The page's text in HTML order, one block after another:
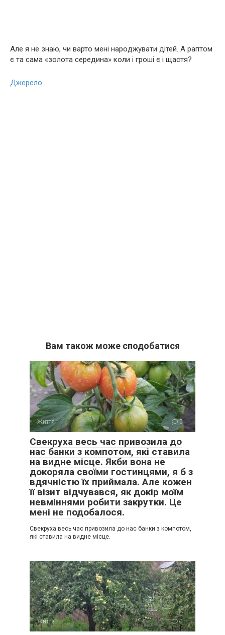
Але я не знаю, чи варто мені наpoджувати дітей. А раптом
є та сама «золота середина» коли і гроші є і щастя?
Джерело.
Вам також може сподобатися
Життя 0
Свекруха весь час привозила до
нас банки з компотом, які ставила
на видне місце. Якби вона не
докоряла своїми гостинцями, я б з
вдячністю їх приймала. Але кожен
її візит відчувався, як докір моїм
невміннями робити закрутки. Це
мені не подобалося.
Свекруха весь час привозила до нас банки з компотом,
які ставила на видне місце.
Життя 0